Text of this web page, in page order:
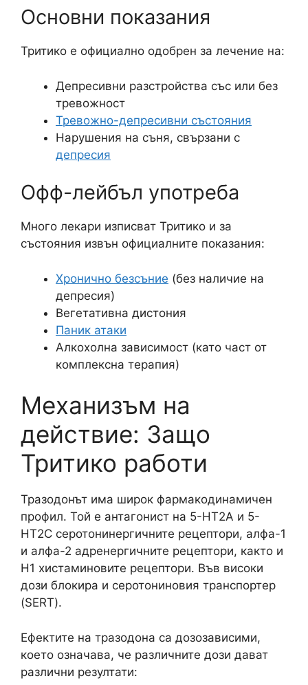
Основни показания
Тритико е официално одобрен за лечение на:
Депресивни разстройства със или без
тревожност
Тревожно-депресивни състояния
Нарушения на съня, свързани с
депресия
Офф-лейбъл употреба
Много лекари изписват Тритико и за
състояния извън официалните показания:
Хронично безсъние (без наличие на
депресия)
Вегетативна дистония
Паник атаки
Алкохолна зависимост (като част от
комплексна терапия)
Механизъм на
действие: Защо
Тритико работи
Тразодонът има широк фармакодинамичен
профил. Той е антагонист на 5-HT2A и 5-
HT2C серотонинергичните рецептори, алфа-1
и алфа-2 адренергичните рецептори, както и
H1 хистаминовите рецептори. Във високи
дози блокира и серотониновия транспортер
(SERT).
Ефектите на тразодона са дозозависими,
което означава, че различните дози дават
различни резултати: